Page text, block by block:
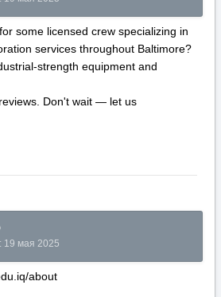
some licensed crew specializing in
services throughout Baltimore?
strength equipment and
Don't wait — let us
19 мая 2025
about